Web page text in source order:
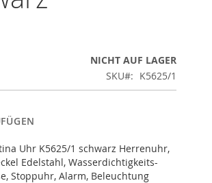
NICHT AUF LAGER
SKU
K5625/1
Uhr K5625/1 schwarz Herrenuhr,
Edelstahl, Wasserdichtigkeits-
Stoppuhr, Alarm, Beleuchtung